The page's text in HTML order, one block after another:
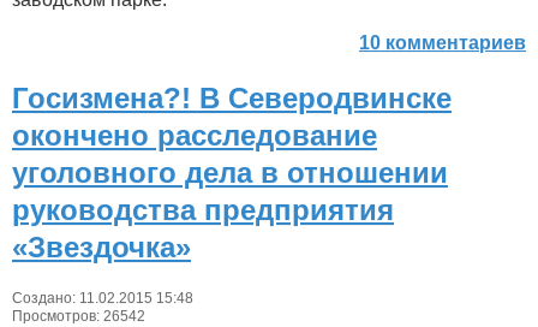
10 комментариев
Госизмена?! В Северодвинске
окончено расследование
уголовного дела в отношении
руководства предприятия
«Звездочка»
Создано: 11.02.2015 15:48
Просмотров: 26542